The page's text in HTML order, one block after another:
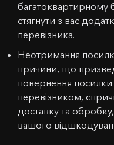
стягнути з вас
перевізника.
Неотримання
причини, що
повернення
перевізником,
доставку та
вашого